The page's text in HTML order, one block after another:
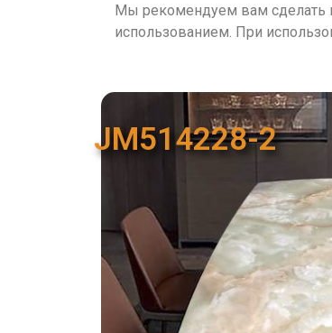
Мы рекомендуем вам
использованием. При
JM514228-2